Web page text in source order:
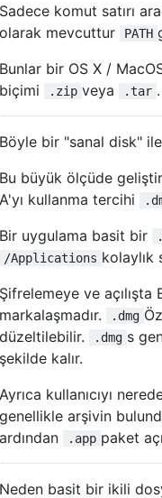
Sadece komut satırı
olarak mevcuttur
PATH
Bunlar bir OS X /
biçimi
.zip veya .tar .
Böyle bir "sanal disk" ile
Bu büyük ölçüde
A'yı kullanma tercihi
Bir uygulama basit bir
/Applications kolaylık
Şifrelemeye ve
markalaşmadır.
.dmg
düzeltilebilir.
.dmg s
şekilde kalır.
Ayrıca kullanıcıyı
genellikle arşivin
ardından
.app paket
Neden basit bir ikili